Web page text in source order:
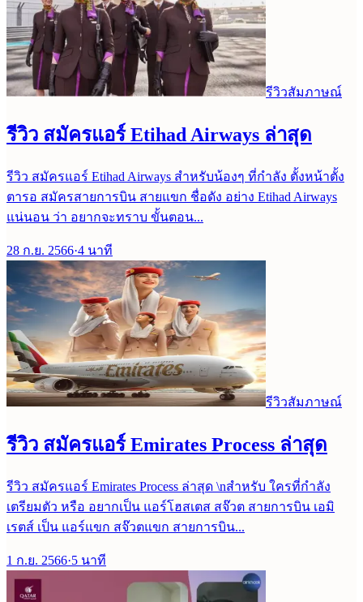
รีวิวสัมภาษณ์
รีวิว สมัครแอร์ Etihad Airways ล่าสุด
รีวิว สมัครแอร์ Etihad Airways สำหรับน้องๆ ที่กำลัง ตั้งหน้าตั้ง
ตารอ สมัครสายการบิน สายแขก ชื่อดัง อย่าง Etihad Airways
แน่นอน ว่า อยากจะทราบ ขั้นตอน...
28 ก.ย. 2566·4 นาที
รีวิวสัมภาษณ์
รีวิว สมัครแอร์ Emirates Process ล่าสุด
รีวิว สมัครแอร์ Emirates Process ล่าสุด \nสำหรับ ใครที่กำลัง
เตรียมตัว หรือ อยากเป็น แอร์โฮสเตส สจ๊วต สายการบิน เอมิ
เรตส์ เป็น แอร์แขก สจ๊วตแขก สายการบิน...
1 ก.ย. 2566·5 นาที